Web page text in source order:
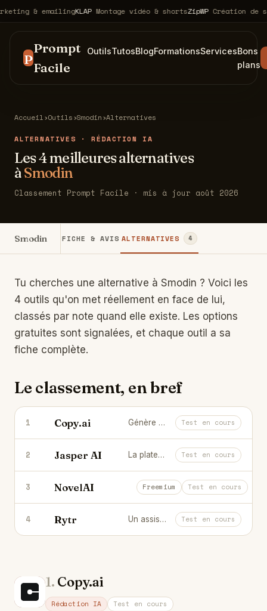
& emailingKLAPMontage vidéo & shortsZipWPCréation de
P
Prompt
Facile
OutilsTutosBlogFormationsServicesBons
plans
Accueil›Outils›Smodin›Alternatives
ALTERNATIVES · RÉDACTION IA
Les 4 meilleures alternatives
àSmodin
Classement Prompt Facile · mis à jour août 2026
Smodin FICHE & AVIS ALTERNATIVES 4
Tu cherches une alternative à Smodin ? Voici les
4 outils qu'on met réellement en face de lui,
classés par note quand elle existe. Les options
gratuites sont signalées, et chaque outil a sa
fiche complète.
Le classement, en bref
1 Copy.ai Génère textes marketing et séquences de vente en quelques clics. Test en cours
2 Jasper AI La plateforme de copywriting IA pensée pour les marques. Test en cours
3 NovelAI L'IA dédiée à l'écriture de fiction et
Freemium Test en cours
4 Rytr Un assistant de rédaction IA simple et abordable. Test en cours
Co
1. Copy.ai
Rédaction IA Test en cours